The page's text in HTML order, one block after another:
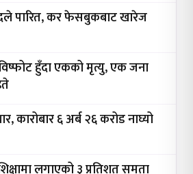
पारित, कर फेसबुकबाट खारेज
हुँदा एकको मृत्यु, एक जना
कारोबार ६ अर्ब २६ करोड नाघ्यो
लगाएको ३ प्रतिशत समता